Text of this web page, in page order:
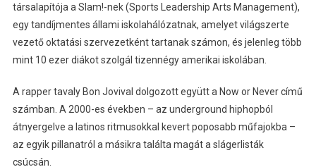
társalapítója a Slam!-nek (Sports Leadership Arts Management),
egy tandíjmentes állami iskolahálózatnak, amelyet világszerte
vezető oktatási szervezetként tartanak számon, és jelenleg több
mint 10 ezer diákot szolgál tizennégy amerikai iskolában.
A rapper tavaly Bon Jovival dolgozott együtt a Now or Never című
számban. A 2000-es években – az underground hiphopból
átnyergelve a latinos ritmusokkal kevert poposabb műfajokba –
az egyik pillanatról a másikra találta magát a slágerlisták
csúcsán.